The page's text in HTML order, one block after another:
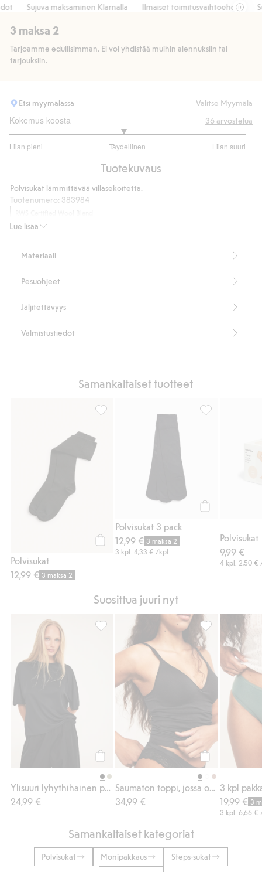
Sujuva maksaminen Klarnalla Ilmaiset toimitusvaihtoehdot
3 maksa 2
Tarjoamme edullisimman. Ei voi yhdistää muihin alennuksiin tai
tarjouksiin.
Etsi myymälässä Valitse Myymälä
Kokemus koosta
Liian pieni Täydellinen Liian suuri
/
ääneen
36 arvostelua
Tuotekuvaus
Lue lisää
Polvisukat lämmittävää villasekoitetta.
Tuotenumero: 383984
Materiaali
Pesuohjeet
Jäljitettävyys
Valmistustiedot
Samankaltaiset tuotteet
Polvisukat
12,99 € 3 maksa 2
Polvisukat, Lisää suosikkeihin
Polvisukat 3 pack
12,99 € 3 maksa 2
3 kpl.4,33 € /kpl
Polvisukat
9,99 €
4 kpl.2,50 €
Suosittua juuri nyt
Ylisuuri lyhythihainen paita
24,99 €
Ylisuuri lyhythihainen paita, Lisää
Osta
Saumaton toppi, jossa on sisäänrakennetut rintaliivit
34,99 €
Saumaton
19,99 € 3
3 kpl.6,66 €
Samankaltaiset kategoriat
Polvisukat Monipakkaus
Steps-sukat